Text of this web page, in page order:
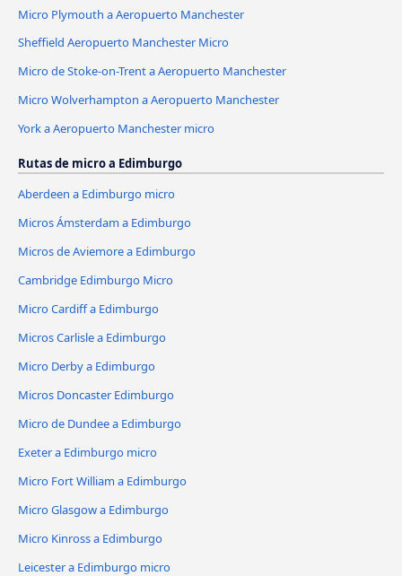
Micro Plymouth a Aeropuerto Manchester
Sheffield Aeropuerto Manchester Micro
Micro de Stoke-on-Trent a Aeropuerto Manchester
Micro Wolverhampton a Aeropuerto Manchester
York a Aeropuerto Manchester micro
Rutas de micro a Edimburgo
Aberdeen a Edimburgo micro
Micros Ámsterdam a Edimburgo
Micros de Aviemore a Edimburgo
Cambridge Edimburgo Micro
Micro Cardiff a Edimburgo
Micros Carlisle a Edimburgo
Micro Derby a Edimburgo
Micros Doncaster Edimburgo
Micro de Dundee a Edimburgo
Exeter a Edimburgo micro
Micro Fort William a Edimburgo
Micro Glasgow a Edimburgo
Micro Kinross a Edimburgo
Leicester a Edimburgo micro